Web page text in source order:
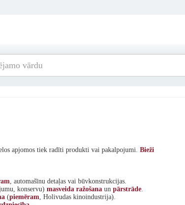
apjomos tiek radīti produkti vai pakalpojumi. Bieži
, automašīnu detaļas vai būvkonstrukcijas.
konservu) masveida ražošana un pārstrāde.
(piemēram, Holivudas kinoindustrija).